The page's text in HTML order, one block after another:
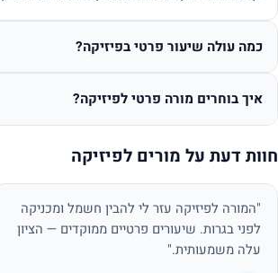
כמה עולה שיעור פרטי בפיזיקה?
איך בוחרים מורה פרטי לפיזיקה?
חוות דעת על מורים לפיזיקה
"המורה לפיזיקה עזר לי להבין חשמל ומכניקה
לפני בגרות. שיעורים פרטיים ממוקדים — הציון
עלה משמעותית."